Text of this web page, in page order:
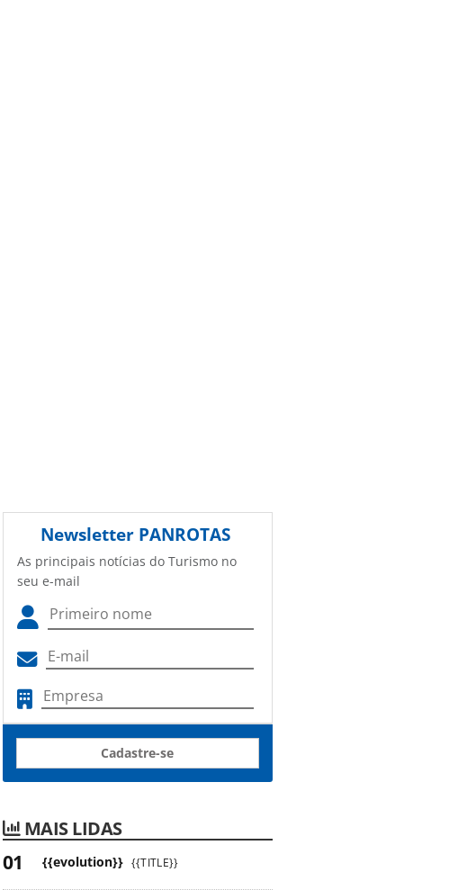
Newsletter PANROTAS
As principais notícias do Turismo no
seu e-mail
Cadastre-se
MAIS LIDAS
{{evolution}} {{TITLE}}